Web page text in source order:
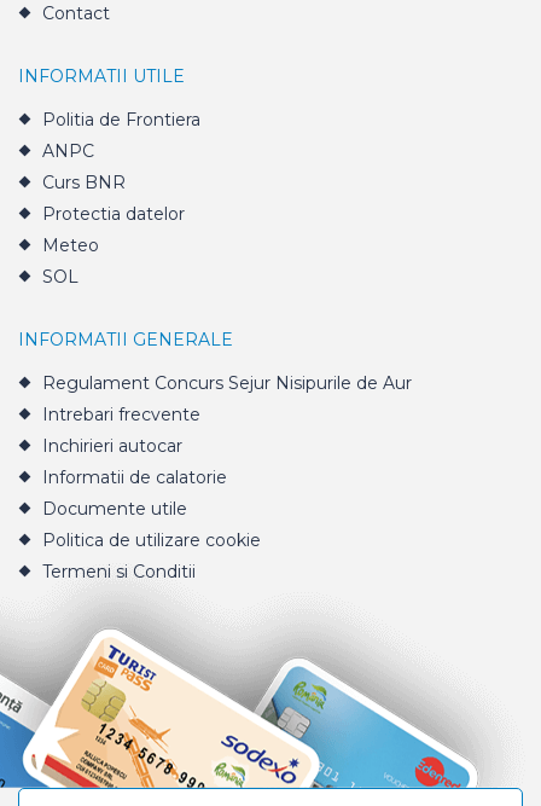
Contact
INFORMATII UTILE
Politia de Frontiera
ANPC
Curs BNR
Protectia datelor
Meteo
SOL
INFORMATII GENERALE
Regulament Concurs Sejur Nisipurile de Aur
Intrebari frecvente
Inchirieri autocar
Informatii de calatorie
Documente utile
Politica de utilizare cookie
Termeni si Conditii